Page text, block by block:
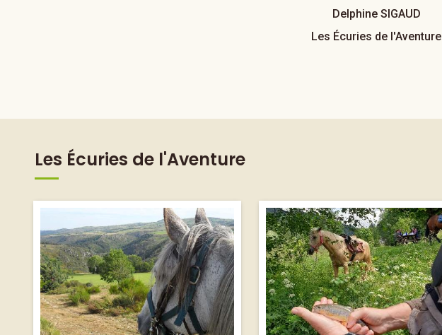
Delphine SIGAUD
Les Écuries de l'Aventure
Les Écuries de l'Aventure